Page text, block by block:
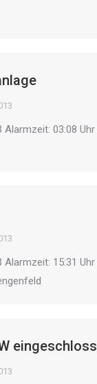
Alarmzeit: 03:08
Alarmzeit: 15:31